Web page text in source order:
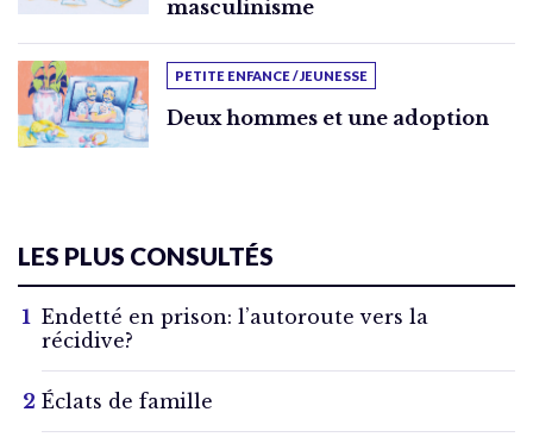
masculinisme
PETITE ENFANCE / JEUNESSE
Deux hommes et une adoption
LES PLUS CONSULTÉS
Endetté en prison: l’autoroute vers la
récidive?
Éclats de famille